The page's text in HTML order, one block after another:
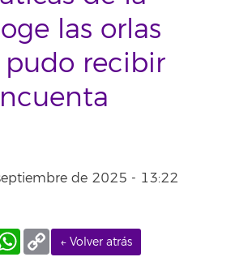
las orlas
recibir
de 2025 - 13:22
← Volver atrás
WhatsApp
Copy
Link